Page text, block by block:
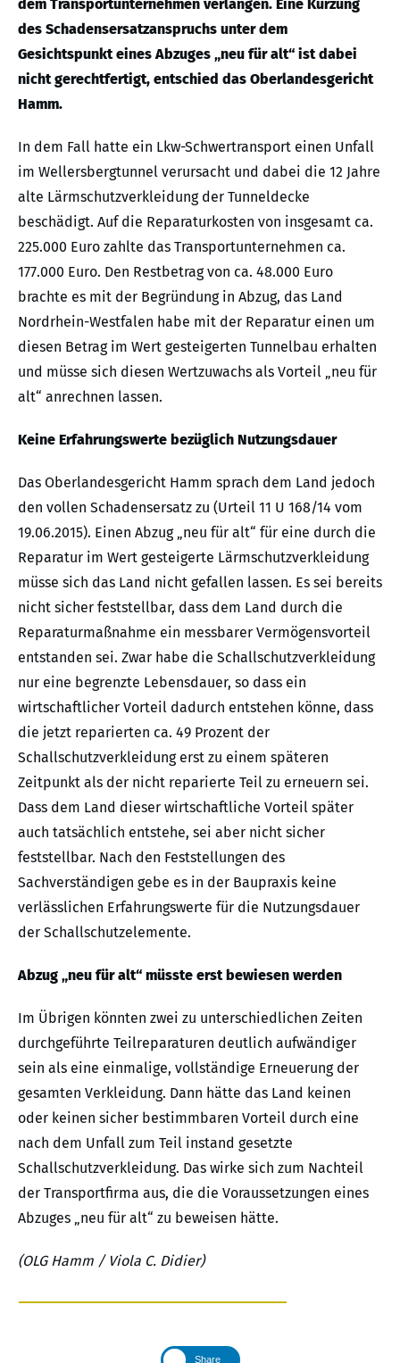
dem Transportunternehmen verlangen. Eine Kürzung
des Schadensersatzanspruchs unter dem
Gesichtspunkt eines Abzuges „neu für alt“ ist dabei
nicht gerechtfertigt, entschied das Oberlandesgericht
Hamm.
In dem Fall hatte ein Lkw-Schwertransport einen Unfall
im Wellersbergtunnel verursacht und dabei die 12 Jahre
alte Lärmschutzverkleidung der Tunneldecke
beschädigt. Auf die Reparaturkosten von insgesamt ca.
225.000 Euro zahlte das Transportunternehmen ca.
177.000 Euro. Den Restbetrag von ca. 48.000 Euro
brachte es mit der Begründung in Abzug, das Land
Nordrhein-Westfalen habe mit der Reparatur einen um
diesen Betrag im Wert gesteigerten Tunnelbau erhalten
und müsse sich diesen Wertzuwachs als Vorteil „neu für
alt“ anrechnen lassen.
Keine Erfahrungswerte bezüglich Nutzungsdauer
Das Oberlandesgericht Hamm sprach dem Land jedoch
den vollen Schadensersatz zu (Urteil 11 U 168/14 vom
19.06.2015). Einen Abzug „neu für alt“ für eine durch die
Reparatur im Wert gesteigerte Lärmschutzverkleidung
müsse sich das Land nicht gefallen lassen. Es sei bereits
nicht sicher feststellbar, dass dem Land durch die
Reparaturmaßnahme ein messbarer Vermögensvorteil
entstanden sei. Zwar habe die Schallschutzverkleidung
nur eine begrenzte Lebensdauer, so dass ein
wirtschaftlicher Vorteil dadurch entstehen könne, dass
die jetzt reparierten ca. 49 Prozent der
Schallschutzverkleidung erst zu einem späteren
Zeitpunkt als der nicht reparierte Teil zu erneuern sei.
Dass dem Land dieser wirtschaftliche Vorteil später
auch tatsächlich entstehe, sei aber nicht sicher
feststellbar. Nach den Feststellungen des
Sachverständigen gebe es in der Baupraxis keine
verlässlichen Erfahrungswerte für die Nutzungsdauer
der Schallschutzelemente.
Abzug „neu für alt“ müsste erst bewiesen werden
Im Übrigen könnten zwei zu unterschiedlichen Zeiten
durchgeführte Teilreparaturen deutlich aufwändiger
sein als eine einmalige, vollständige Erneuerung der
gesamten Verkleidung. Dann hätte das Land keinen
oder keinen sicher bestimmbaren Vorteil durch eine
nach dem Unfall zum Teil instand gesetzte
Schallschutzverkleidung. Das wirke sich zum Nachteil
der Transportfirma aus, die die Voraussetzungen eines
Abzuges „neu für alt“ zu beweisen hätte.
(OLG Hamm / Viola C. Didier)
Share